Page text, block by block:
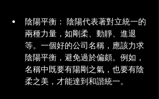
陰陽平衡： 陰陽代表著對立統一的
兩種力量，如剛柔、動靜、進退
等。一個好的公司名稱，應該力求
陰陽平衡，避免過於偏頗。例如，
名稱中既要有陽剛之氣，也要有陰
柔之美，才能達到和諧統一。